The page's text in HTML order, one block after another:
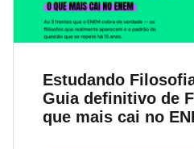
Estudando
Guia definitivo de
que mais cai no